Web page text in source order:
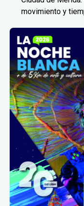
movimiento y